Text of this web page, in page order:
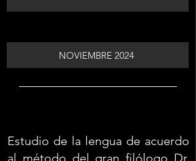
NOVIEMBRE 2024
Estudio de la lengua de acuerdo
al método del gran filólogo Dr.